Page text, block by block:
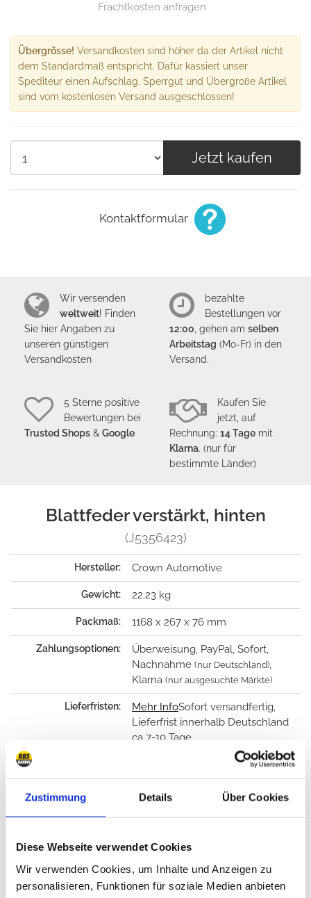
Zustimmung Details Über Cookies
Diese Webseite verwendet Cookies
Wir verwenden Cookies, um Inhalte und Anzeigen zu
personalisieren, Funktionen für soziale Medien anbieten
Frachtkosten anfragen
Übergrösse! Versandkosten sind höher da der Artikel nicht
dem Standardmaß entspricht. Dafür kassiert unser
Spediteur einen Aufschlag. Sperrgut und Übergroße Artikel
sind vom kostenlosen Versand ausgeschlossen!
Jetzt kaufen
Kontaktformular
Wir versenden
weltweit! Finden
Sie hier Angaben zu
unseren günstigen
Versandkosten
bezahlte
Bestellungen vor
12:00 , gehen am selben
Arbeitstag (Mo-Fr) in den
Versand.
5 Sterne positive
Bewertungen bei
Trusted Shops & Google
Kaufen Sie
jetzt, auf
Rechnung: 14 Tage mit
Klarna. (nur für
bestimmte Länder)
Blattfeder verstärkt, hinten
(J5356423)
Hersteller: Crown Automotive
Gewicht: 22.23 kg
Packmaß: 1168 x 267 x 76 mm
Zahlungsoptionen:
Überweisung, PayPal, Sofort,
Nachnahme (nur Deutschland),
Klarna (nur ausgesuchte Märkte)
Lieferfristen: Mehr InfoSofort versandfertig,
Lieferfrist innerhalb Deutschland
ca 7-10 Tage
verkauft in 12 Monaten:
24 Monate
Rückgabe:
Haben Sie einen günstigereren Preis gefunden?